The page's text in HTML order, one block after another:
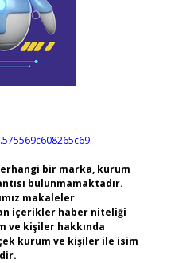
bir marka, kurum
bulunmamaktadır.
makaleler
içerikler haber niteliği
ve kişiler hakkında
kurum ve kişiler ile isim